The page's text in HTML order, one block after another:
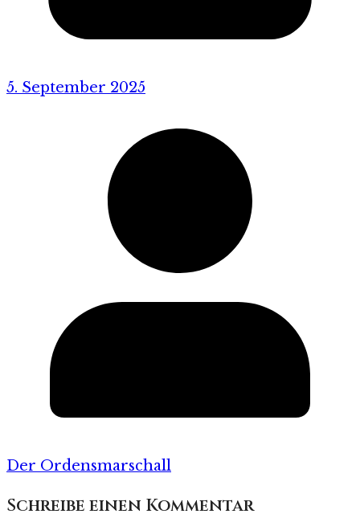
5. September 2025
Der Ordensmarschall
Schreibe einen Kommentar